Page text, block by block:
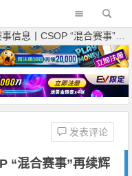
“混合赛事”再续辉煌，超黑同款赛事上线，每天两场等你来战
“混合赛事”再续辉
发表评论